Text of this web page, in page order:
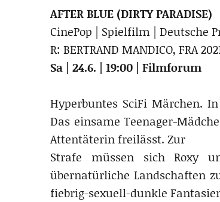
AFTER BLUE (DIRTY PARADISE)
CinePop | Spielfilm | Deutsche
R: BERTRAND MANDICO, FRA
Sa | 24.6. | 19:00 | Filmforum
Hyperbuntes SciFi Märchen.
Das einsame Teenager-
Attentäterin freilässt. Zur
Strafe müssen sich Roxy
übernatürliche Landschaften
fiebrig-sexuell-dunkle